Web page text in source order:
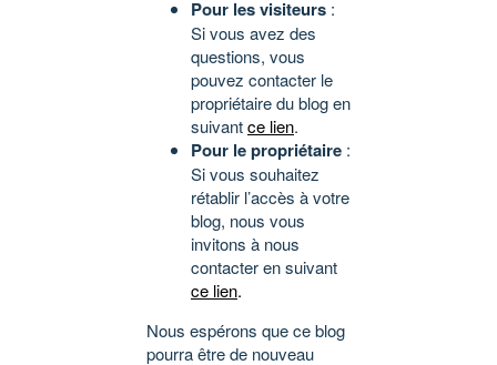
Pour les visiteurs :
Si vous avez des
questions, vous
pouvez contacter le
propriétaire du blog en
suivantce lien.
Pour le propriétaire :
Si vous souhaitez
rétablir l’accès à votre
blog, nous vous
invitons à nous
contacter en suivant
ce lien.
Nous espérons que ce blog
pourra être de nouveau